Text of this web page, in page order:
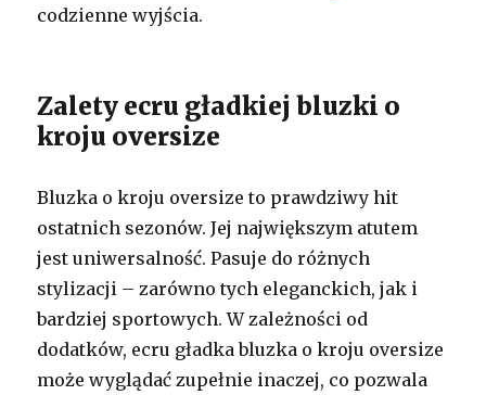
codzienne wyjścia.
Zalety ecru gładkiej bluzki o
kroju oversize
Bluzka o kroju oversize to prawdziwy hit
ostatnich sezonów. Jej największym atutem
jest uniwersalność. Pasuje do różnych
stylizacji – zarówno tych eleganckich, jak i
bardziej sportowych. W zależności od
dodatków, ecru gładka bluzka o kroju oversize
może wyglądać zupełnie inaczej, co pozwala